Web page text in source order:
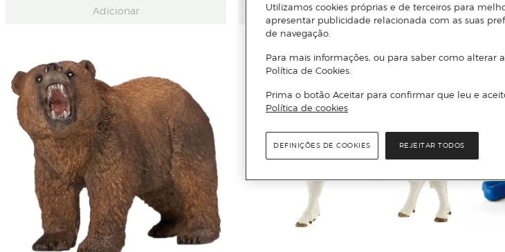
Adicionar Adicionar
Utilizamos cookies próprias e de terceiros para
apresentar publicidade relacionada com as suas
de navegação.
Para mais informações, ou para saber como alterar
Política de Cookies.
Prima o botão Aceitar para confirmar que leu e
Política de cookies
REJEITAR TODOS
DEFINIÇÕES DE COOKIES